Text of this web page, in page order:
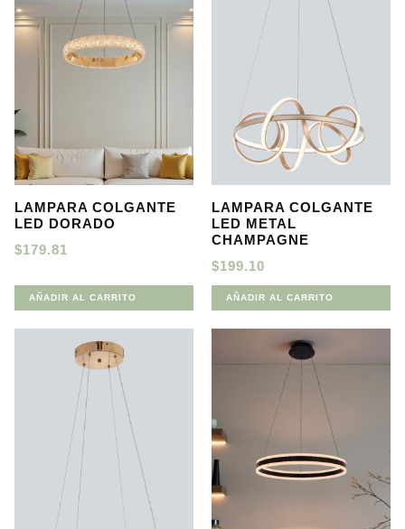
LAMPARA COLGANTE
LED DORADO
$179.81
AÑADIR AL CARRITO
LAMPARA COLGANTE
LED METAL
CHAMPAGNE
$199.10
AÑADIR AL CARRITO